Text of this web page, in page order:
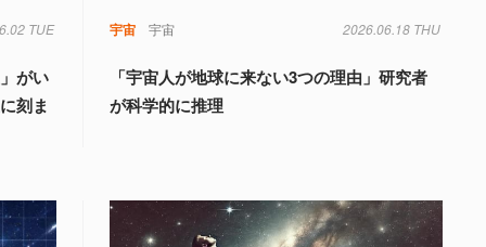
TUE
がい
刻ま
宇宙 宇宙 2026.06.18 THU
「宇宙人が地球に来ない3つの理由」研究者
が科学的に推理